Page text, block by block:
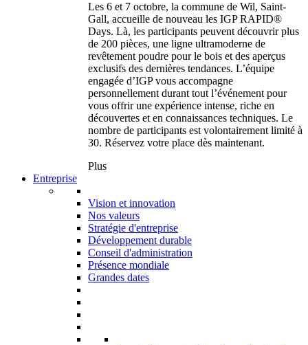
Les 6 et 7 octobre, la commune de Wil, Saint-
Gall, accueille de nouveau les IGP RAPID®
Days. Là, les participants peuvent découvrir plus
de 200 pièces, une ligne ultramoderne de
revêtement poudre pour le bois et des aperçus
exclusifs des dernières tendances. L’équipe
engagée d’IGP vous accompagne
personnellement durant tout l’événement pour
vous offrir une expérience intense, riche en
découvertes et en connaissances techniques. Le
nombre de participants est volontairement limité à
30. Réservez votre place dès maintenant.
Plus
Entreprise
Vision et innovation
Nos valeurs
Stratégie d'entreprise
Développement durable
Conseil d'administration
Présence mondiale
Grandes dates